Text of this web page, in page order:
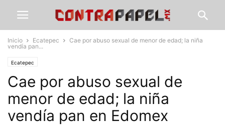
Inicio Ecatepec
Cae por abuso sexual de menor de edad; la niña
vendía pan...
Ecatepec
Cae por abuso sexual de
menor de edad; la niña
vendía pan en Edomex